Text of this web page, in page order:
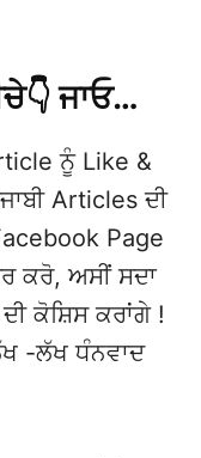
ਜਾਓ…
ਨੂੰ Like &
Articles ਦੀ
Page
ਕਰੋ, ਅਸੀਂ ਸਦਾ
ਕੋਸ਼ਿਸ ਕਰਾਂਗੇ !
-ਲੱਖ ਧੰਨਵਾਦ